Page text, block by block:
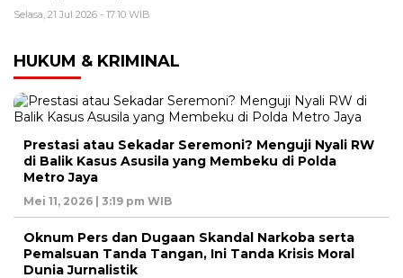
Selasa, 21 Jul 2026 - 17:10 WIB
HUKUM & KRIMINAL
Prestasi atau Sekadar Seremoni? Menguji Nyali RW
di Balik Kasus Asusila yang Membeku di Polda
Metro Jaya
Mei 11, 2026 | 3:19 pm WIB
Oknum Pers dan Dugaan Skandal Narkoba serta
Pemalsuan Tanda Tangan, Ini Tanda Krisis Moral
Dunia Jurnalistik